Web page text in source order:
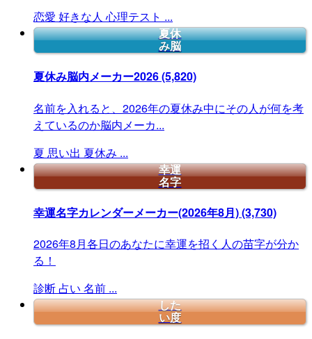
恋愛 好きな人 心理テスト ...
夏休
み脳
夏休み脳内メーカー2026(5,820)
名前を入れると、2026年の夏休み中にその人が何を考
えているのか脳内メーカ...
夏 思い出 夏休み ...
幸運
名字
幸運名字カレンダーメーカー(2026年8月)(3,730)
2026年8月各日のあなたに幸運を招く人の苗字が分か
る！
診断 占い 名前 ...
した
い度